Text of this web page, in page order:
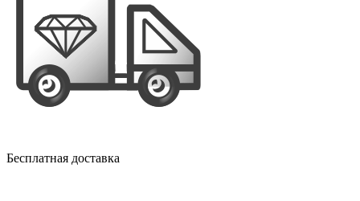
Бесплатная доставка